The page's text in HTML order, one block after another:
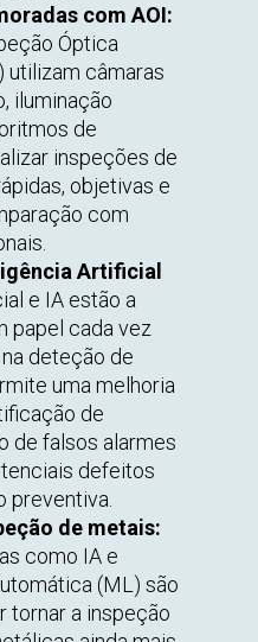
com AOI:
Óptica
utilizam câmaras
iluminação
de
inspeções de
objetivas e
com
Artificial
e IA estão a
papel cada vez
deteção de
uma melhoria
de
de falsos alarmes
defeitos
preventiva.
de metais:
como IA e
(ML) são
tornar a inspeção